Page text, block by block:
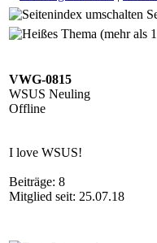
VWG-0815
WSUS Neuling
Offline
I love WSUS!
Beiträge: 8
Mitglied seit: 25.07.18